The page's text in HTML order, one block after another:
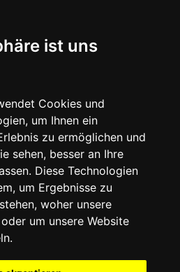
ist uns
Cookies und
um Ihnen ein
zu ermöglichen und
sehen, besser an Ihre
Diese Technologien
um Ergebnisse zu
woher unsere
um unsere Website